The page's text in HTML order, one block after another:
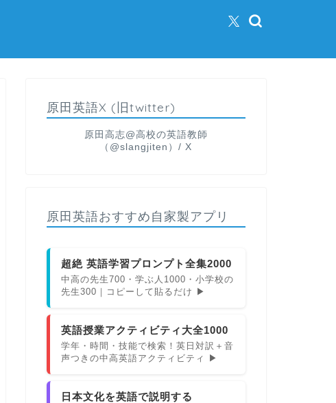
原田英語X (旧twitter)
原田高志@高校の英語教師
（@slangjiten）/ X
原田英語おすすめ自家製アプリ
超絶 英語学習プロンプト全集2000
中高の先生700・学ぶ人1000・小学校の
先生300｜コピーして貼るだけ ▶
英語授業アクティビティ大全1000
学年・時間・技能で検索！英日対訳＋音
声つきの中高英語アクティビティ ▶
日本文化を英語で説明する